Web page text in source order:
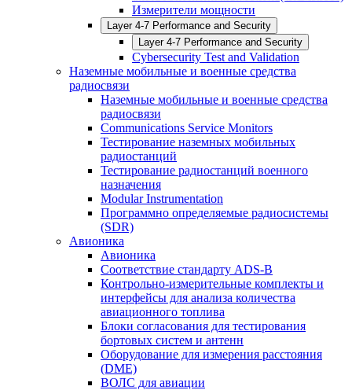
Измерители мощности
Layer 4-7 Performance and Security
Layer 4-7 Performance and Security
Cybersecurity Test and Validation
Наземные мобильные и военные средства
радиосвязи
Наземные мобильные и военные средства
радиосвязи
Communications Service Monitors
Тестирование наземных мобильных
радиостанций
Тестирование радиостанций военного
назначения
Modular Instrumentation
Программно определяемые радиосистемы
(SDR)
Авионика
Авионика
Соответствие стандарту ADS-B
Контрольно-измерительные комплекты и
интерфейсы для анализа количества
авиационного топлива
Блоки согласования для тестирования
бортовых систем и антенн
Оборудование для измерения расстояния
(DME)
ВОЛС для авиации